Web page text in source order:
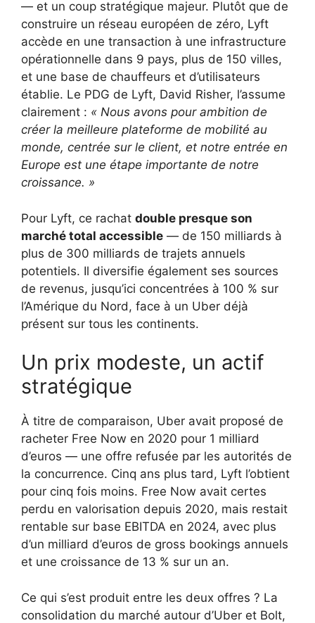
— et un coup stratégique majeur. Plutôt que de
construire un réseau européen de zéro, Lyft
accède en une transaction à une infrastructure
opérationnelle dans 9 pays, plus de 150 villes,
et une base de chauffeurs et d’utilisateurs
établie. Le PDG de Lyft, David Risher, l’assume
clairement : « Nous avons pour ambition de
créer la meilleure plateforme de mobilité au
monde, centrée sur le client, et notre entrée en
Europe est une étape importante de notre
croissance. »
Pour Lyft, ce rachat double presque son
marché total accessible — de 150 milliards à
plus de 300 milliards de trajets annuels
potentiels. Il diversifie également ses sources
de revenus, jusqu’ici concentrées à 100 % sur
l’Amérique du Nord, face à un Uber déjà
présent sur tous les continents.
Un prix modeste, un actif
stratégique
À titre de comparaison, Uber avait proposé de
racheter Free Now en 2020 pour 1 milliard
d’euros — une offre refusée par les autorités de
la concurrence. Cinq ans plus tard, Lyft l’obtient
pour cinq fois moins. Free Now avait certes
perdu en valorisation depuis 2020, mais restait
rentable sur base EBITDA en 2024, avec plus
d’un milliard d’euros de gross bookings annuels
et une croissance de 13 % sur un an.
Ce qui s’est produit entre les deux offres ? La
consolidation du marché autour d’Uber et Bolt,